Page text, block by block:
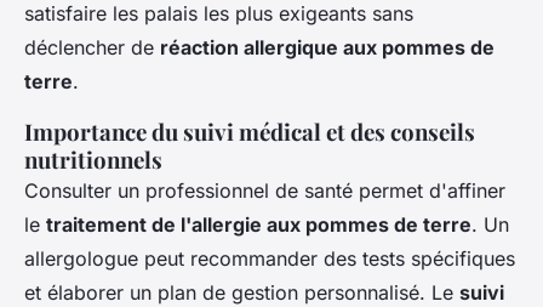
satisfaire les palais les plus exigeants sans
déclencher de réaction allergique aux pommes de
terre.
Importance du suivi médical et des conseils
nutritionnels
Consulter un professionnel de santé permet d'affiner
le traitement de l'allergie aux pommes de terre. Un
allergologue peut recommander des tests spécifiques
et élaborer un plan de gestion personnalisé. Le suivi